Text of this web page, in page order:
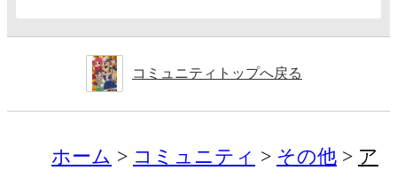
コミュニティトップへ戻る
ホーム コミュニティ その他
ア